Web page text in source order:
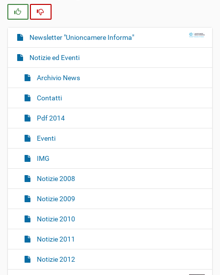
N
a
v
g
i
n
Newsletter "Unioncamere Informa"
Notizie ed Eventi
Archivio News
Contatti
Pdf 2014
Eventi
IMG
Notizie 2008
Notizie 2009
Notizie 2010
Notizie 2011
Notizie 2012